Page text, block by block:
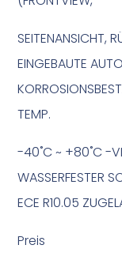
SEITENANSICHT,
EINGEBAUTE
TEMP.
-40˚C ~ +80˚C -
WASSERFESTER
ECE R10.05
Preis